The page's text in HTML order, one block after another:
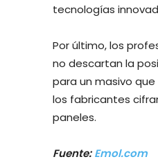
tecnologías
Por último, los
no descartan la
para un masivo
los fabricantes
paneles.
Fuente:Emol.com